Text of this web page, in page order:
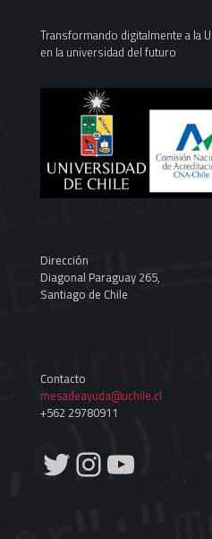
Transformando digitalmente a la
en la universidad del futuro
Dirección
Diagonal Paraguay 265,
Santiago de Chile
Contacto
mesadeayuda@uchile.cl
+562 29780911
Twitter
Instagram
YouTube